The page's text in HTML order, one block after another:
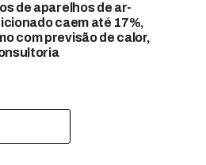
de aparelhos de ar-
caem até 17%,
com previsão de calor,